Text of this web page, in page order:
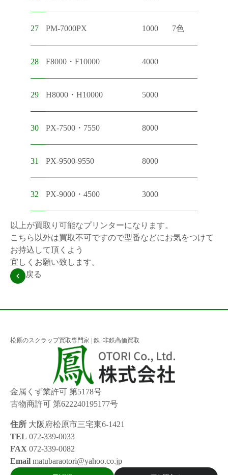
27 PM-7000PX 1000 7色
28 F8000・F10000 4000
29 H8000・H10000 5000
30 PX-7500・7550 8000
31 PX-9500-9550 8000
32 PX-9000・4500 3000
以上が買取り可能なプリンターになります。
こちら以外は買取不可ですので型番などにお気をつけて
お持込して頂くよう
宜しくお願い致します。
戻る
松原のスクラップ買取専門家 | 鉄･非鉄高価買取
金属くず業許可 第5178号
古物商許可 第622240195177号
住所 大阪府松原市三宅東6-1421
TEL 072-339-0033
FAX 072-339-0082
Email matubaraotori@yahoo.co.jp